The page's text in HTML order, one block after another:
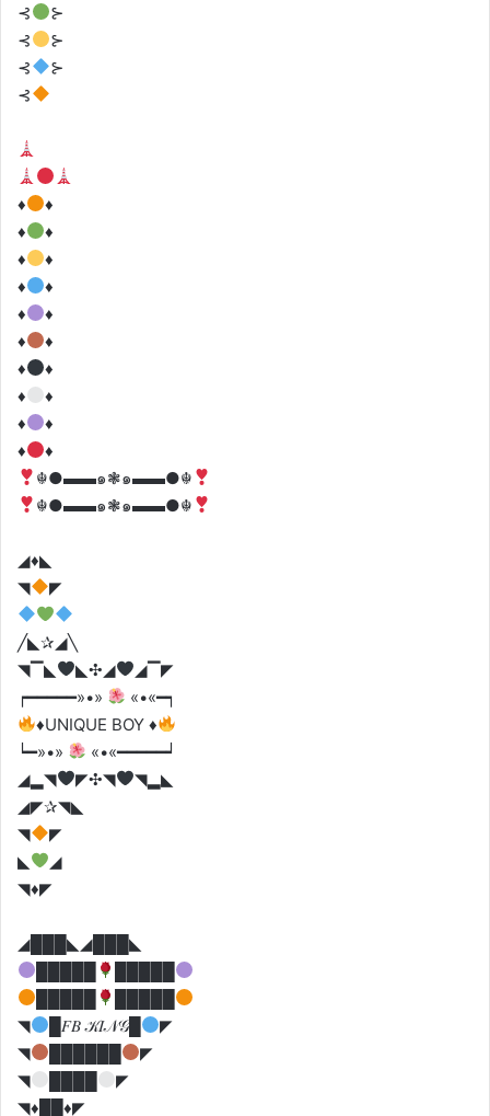
⊰
⊱
⊰
⊱
⊰
⊱
⊰
♦️
♦
♦️
♦
♦️
♦
♦️
♦
♦️
♦
♦️
♦
♦️
♦
♦️
♦
♦️
♦
♦️
♦
☬●▬▬๑❃๑▬▬●☬
☬●▬▬๑❃๑▬▬●☬
◢♦️◣
◥
◤
╱◣✰◢╲
◥▔◣
◣✣◢
◢▔◤
┍━━━━━»•»
«•«━┑
♦️UNIQUE BOY♦️
┕━»•»
«•«━━━━━┙
◢▂◥
◤✣◥
◥▂◣
◢◤✰◥◣
◥
◤
◣
◢
◥♦️◤
◢███◣◢███◣
◥
█𝐹𝐵 𝒦𝐼𝒩𝒢█
◤
◥
◤
◥
◤
◥♦️██♦️◤